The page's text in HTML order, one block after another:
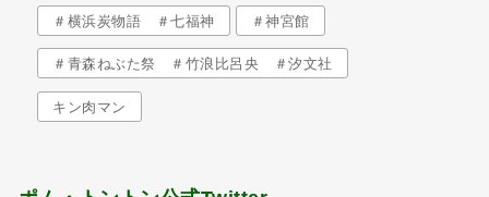
＃横浜炭物語 ＃七福神 ＃神宮館
＃青森ねぶた祭 ＃竹浪比呂央 ＃汐文社
キン肉マン